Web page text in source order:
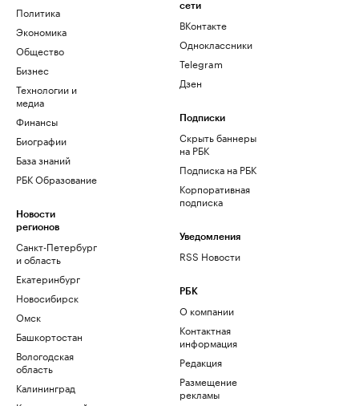
Политика
Экономика
Общество
Бизнес
Технологии и
медиа
Финансы
Биографии
База знаний
РБК Образование
Новости
регионов
Санкт-Петербург
и область
Екатеринбург
Новосибирск
Омск
Башкортостан
Вологодская
область
Калининград
сети
ВКонтакте
Одноклассники
Telegram
Дзен
Подписки
Скрыть баннеры
на РБК
Подписка на РБК
Корпоративная
подписка
Уведомления
RSS Новости
РБК
О компании
Контактная
информация
Редакция
Размещение
рекламы